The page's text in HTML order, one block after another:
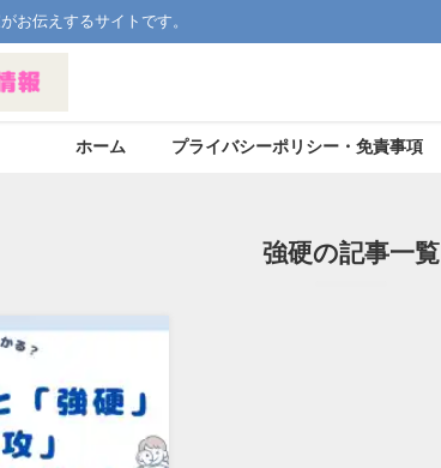
お伝えするサイトです。
ホーム プライバシーポリシー・免責事項
強硬の記事一覧